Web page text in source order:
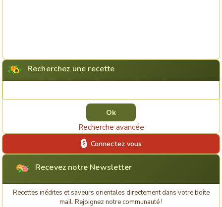
Recherchez une recette
Recherche avancée
Connectez vous
Recevez notre Newsletter
Recettes inédites et saveurs orientales directement dans votre boîte
mail. Rejoignez notre communauté !